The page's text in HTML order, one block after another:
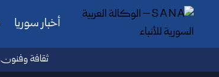
أخبار سوريا
ثقافة وفنون